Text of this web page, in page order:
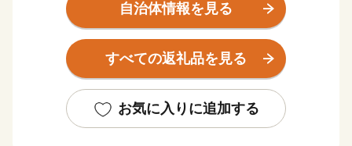
また、早くから大手家電メーカーの企業城下町として発
展を遂げるとともに安定した税収を背景に各種行政サー
ビスを充実させ、公共施設や都市基盤の整備を進めてき
一定の到達点に達し、成熟した都市としての機能を備え
るに至っています。
自治体情報を見る
すべての返礼品を見る
お気に入りに追加する